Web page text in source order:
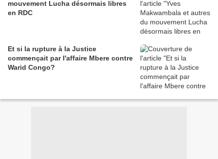
mouvement Lucha désormais libres
en RDC
Et si la rupture à la Justice
commençait par l'affaire Mbere contre
Warid Congo?